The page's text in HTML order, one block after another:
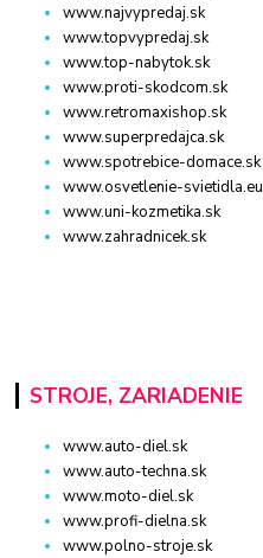
www.najvypredaj.sk
www.topvypredaj.sk
www.top-nabytok.sk
www.proti-skodcom.sk
www.retromaxishop.sk
www.superpredajca.sk
www.spotrebice-domace.sk
www.osvetlenie-svietidla.eu
www.uni-kozmetika.sk
www.zahradnicek.sk
STROJE, ZARIADENIE
www.auto-diel.sk
www.auto-techna.sk
www.moto-diel.sk
www.profi-dielna.sk
www.polno-stroje.sk